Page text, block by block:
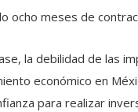
ocho meses de
la debilidad de las
económico en
para realizar